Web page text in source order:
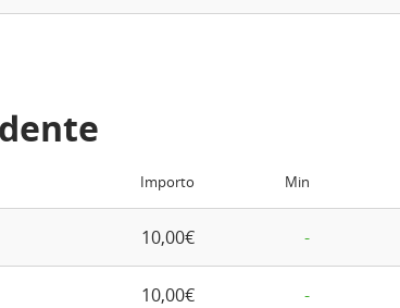
Importo Min
10,00€ -
10,00€ -